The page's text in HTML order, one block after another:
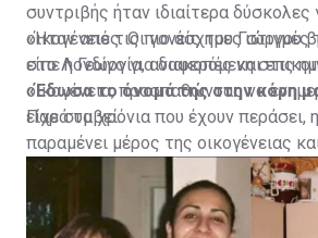
συντριβής ήταν ιδιαίτερα δύσκολες
οικογένειες. Οι γονείς του Γιώργου
στο Λονδίνο για διακοπές και
οικογένεια, προσπαθώντας να
είχε συμβεί.
«Ήταν από τις πιο άσχημες στιγμές
είπε η Γεωργία, αναφερόμενη στις
«Έδωσα το όνομά της στην κόρη
Παρά τα χρόνια που έχουν περάσει,
παραμένει μέρος της οικογένειας
καθημερινότητας της Γεωργίας.